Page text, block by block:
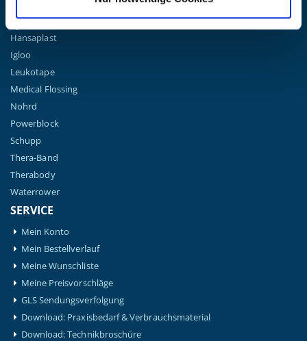
Hansaplast
Igloo
Leukotape
Medical Flossing
Nohrd
Powerblock
Schupp
Thera-Band
Therabody
Waterrower
SERVICE
Mein Konto
Mein Bestellverlauf
Meine Wunschliste
Meine Preisvorschläge
GLS Sendungsverfolgung
Download: Praxisbedarf & Verbrauchsmaterial
Download: Technikbroschüre